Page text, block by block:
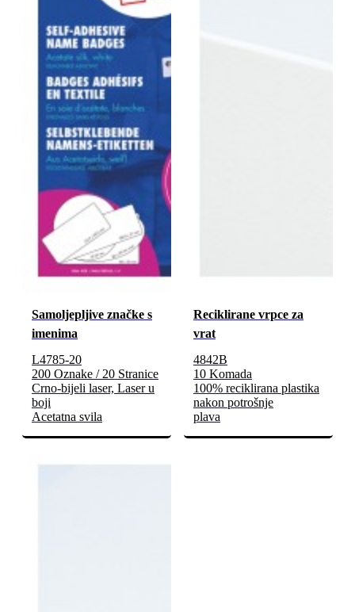
Samoljepljive značke s
imenima
L4785-20
200 Oznake / 20 Stranice
Crno-bijeli laser, Laser u
boji
Acetatna svila
Reciklirane vrpce za
vrat
4842B
10 Komada
100% reciklirana plastika
nakon potrošnje
plava